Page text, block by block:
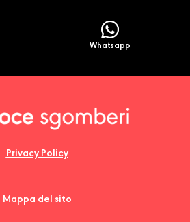
Whatsapp
Privacy Policy
Mappa del sito